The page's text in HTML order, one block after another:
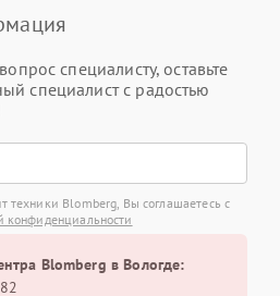
специалисту, оставьте
специалист с радостью
техники Blomberg, Вы соглашаетесь с
конфиденциальности
Blomberg в Вологде: